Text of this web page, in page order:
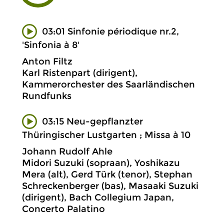
03:01 Sinfonie périodique nr.2,
'Sinfonia à 8'
Anton Filtz
Karl Ristenpart (dirigent),
Kammerorchester des Saarländischen
Rundfunks
03:15 Neu-gepflanzter
Thüringischer Lustgarten ; Missa à 10
Johann Rudolf Ahle
Midori Suzuki (sopraan), Yoshikazu
Mera (alt), Gerd Türk (tenor), Stephan
Schreckenberger (bas), Masaaki Suzuki
(dirigent), Bach Collegium Japan,
Concerto Palatino